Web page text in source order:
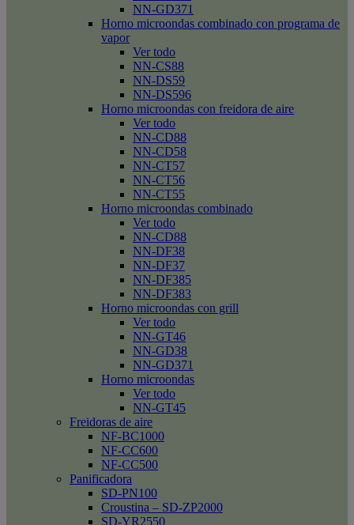
NN-GD371
Horno microondas combinado con programa de
vapor
Ver todo
NN-CS88
NN-DS59
NN-DS596
Horno microondas con freidora de aire
Ver todo
NN-CD88
NN-CD58
NN-CT57
NN-CT56
NN-CT55
Horno microondas combinado
Ver todo
NN-CD88
NN-DF38
NN-DF37
NN-DF385
NN-DF383
Horno microondas con grill
Ver todo
NN-GT46
NN-GD38
NN-GD371
Horno microondas
Ver todo
NN-GT45
Freidoras de aire
NF-BC1000
NF-CC600
NF-CC500
Panificadora
SD-PN100
Croustina – SD-ZP2000
SD-YR2550